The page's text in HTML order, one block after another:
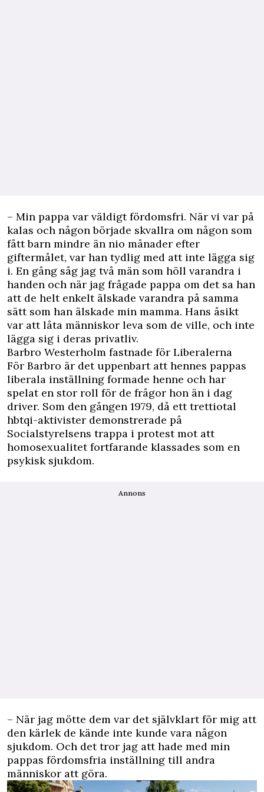
– Min pappa var väldigt fördomsfri. När vi var på
kalas och någon började skvallra om någon som
fått barn mindre än nio månader efter
giftermålet, var han tydlig med att inte lägga sig
i. En gång såg jag två män som höll varandra i
handen och när jag frågade pappa om det sa han
att de helt enkelt älskade varandra på samma
sätt som han älskade min mamma. Hans åsikt
var att låta människor leva som de ville, och inte
lägga sig i deras privatliv.
Barbro Westerholm fastnade för Liberalerna
För Barbro är det uppenbart att hennes pappas
liberala inställning formade henne och har
spelat en stor roll för de frågor hon än i dag
driver. Som den gången 1979, då ett trettiotal
hbtqi-aktivister demonstrerade på
Socialstyrelsens trappa i protest mot att
homosexualitet fortfarande klassades som en
psykisk sjukdom.
Annons
– När jag mötte dem var det självklart för mig att
den kärlek de kände inte kunde vara någon
sjukdom. Och det tror jag att hade med min
pappas fördomsfria inställning till andra
människor att göra.